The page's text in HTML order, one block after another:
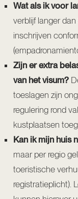
Wat als ik voor
verblijf langer
inschrijven
Zijn er extra
van het visum?
toeslagen zijn
regulering rond
kustplaatsen
Kan ik mijn huis
maar per regio
toeristische
registratieplicht).